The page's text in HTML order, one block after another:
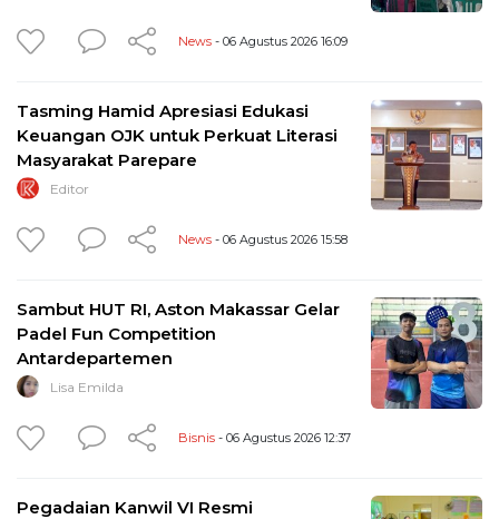
News - 06 Agustus 2026 16:09
Tasming Hamid Apresiasi Edukasi
Keuangan OJK untuk Perkuat Literasi
Masyarakat Parepare
Editor
News - 06 Agustus 2026 15:58
Sambut HUT RI, Aston Makassar Gelar
Padel Fun Competition
Antardepartemen
Lisa Emilda
Bisnis - 06 Agustus 2026 12:37
Pegadaian Kanwil VI Resmi